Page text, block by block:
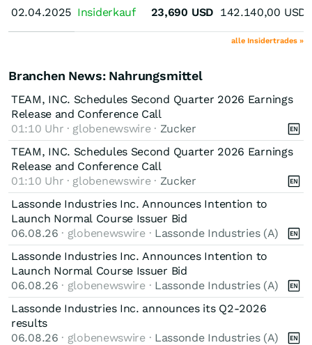
02.04.2025
02.04.2025 Insiderkauf 23,690 USD 142.140,00 USD
alle Insidertrades »
Branchen News: Nahrungsmittel
TEAM, INC. Schedules Second Quarter 2026 Earnings
Release and Conference Call
01:10 Uhr · globenewswire · Zucker
TEAM, INC. Schedules Second Quarter 2026 Earnings
Release and Conference Call
01:10 Uhr · globenewswire · Zucker
Lassonde Industries Inc. Announces Intention to
Launch Normal Course Issuer Bid
06.08.26 · globenewswire · Lassonde Industries (A)
Lassonde Industries Inc. Announces Intention to
Launch Normal Course Issuer Bid
06.08.26 · globenewswire · Lassonde Industries (A)
Lassonde Industries Inc. announces its Q2-2026
results
06.08.26 · globenewswire · Lassonde Industries (A)